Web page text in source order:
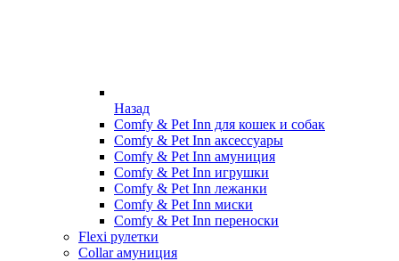
Назад
Comfy & Pet Inn для кошек и собак
Comfy & Pet Inn аксессуары
Comfy & Pet Inn амуниция
Comfy & Pet Inn игрушки
Comfy & Pet Inn лежанки
Comfy & Pet Inn миски
Comfy & Pet Inn переноски
Flexi рулетки
Collar амуниция